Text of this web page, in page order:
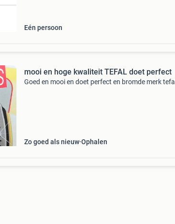
Eén persoon
mooi en hoge kwaliteit TEFAL doet perfect
Goed en mooi en doet perfect en bromde merk tefal
Zo goed als nieuw Ophalen